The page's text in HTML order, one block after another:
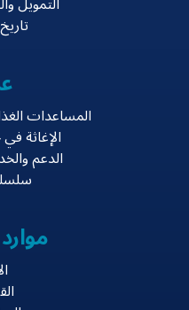
المساعدات
الإغاثة
الدعم